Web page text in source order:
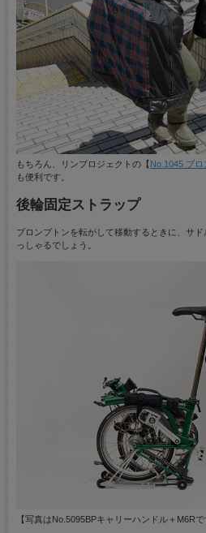
もちろん、リンプロジェクトの【No.1045 ブ
も便利です。
後輪固定ストラップ
ブロンプトンを転がして移動するときに、サ
っしゃるでしょう。
【写真はNo.5095BPキャリーハンドル＋M6R